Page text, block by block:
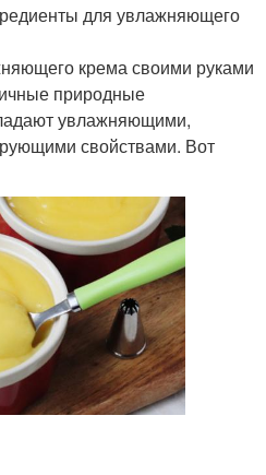
для увлажняющего
крема своими руками
природные
увлажняющими,
свойствами. Вот